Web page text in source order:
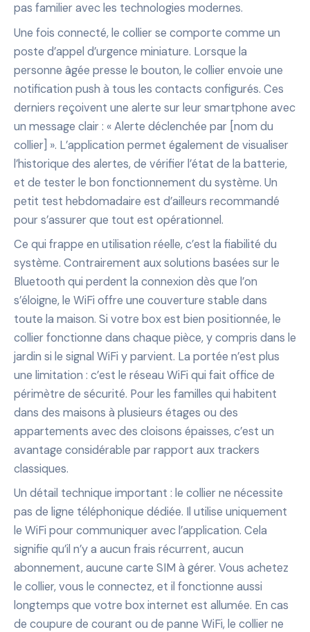
pas familier avec les technologies modernes.
Une fois connecté, le collier se comporte comme un
poste d’appel d’urgence miniature. Lorsque la
personne âgée presse le bouton, le collier envoie une
notification push à tous les contacts configurés. Ces
derniers reçoivent une alerte sur leur smartphone avec
un message clair : « Alerte déclenchée par [nom du
collier] ». L’application permet également de visualiser
l’historique des alertes, de vérifier l’état de la batterie,
et de tester le bon fonctionnement du système. Un
petit test hebdomadaire est d’ailleurs recommandé
pour s’assurer que tout est opérationnel.
Ce qui frappe en utilisation réelle, c’est la fiabilité du
système. Contrairement aux solutions basées sur le
Bluetooth qui perdent la connexion dès que l’on
s’éloigne, le WiFi offre une couverture stable dans
toute la maison. Si votre box est bien positionnée, le
collier fonctionne dans chaque pièce, y compris dans le
jardin si le signal WiFi y parvient. La portée n’est plus
une limitation : c’est le réseau WiFi qui fait office de
périmètre de sécurité. Pour les familles qui habitent
dans des maisons à plusieurs étages ou des
appartements avec des cloisons épaisses, c’est un
avantage considérable par rapport aux trackers
classiques.
Un détail technique important : le collier ne nécessite
pas de ligne téléphonique dédiée. Il utilise uniquement
le WiFi pour communiquer avec l’application. Cela
signifie qu’il n’y a aucun frais récurrent, aucun
abonnement, aucune carte SIM à gérer. Vous achetez
le collier, vous le connectez, et il fonctionne aussi
longtemps que votre box internet est allumée. En cas
de coupure de courant ou de panne WiFi, le collier ne